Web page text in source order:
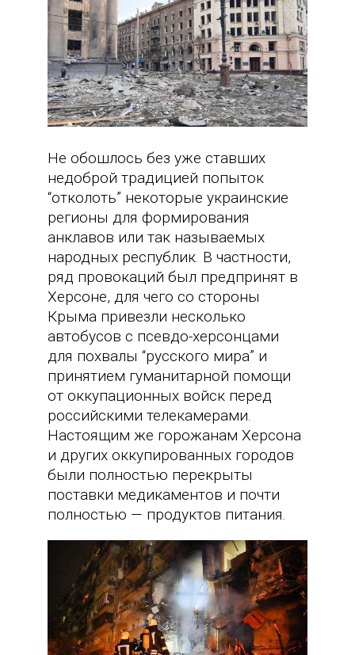
Не обошлось без уже ставших
недоброй традицией попыток
“отколоть” некоторые украинские
регионы для формирования
анклавов или так называемых
народных республик. В частности,
ряд провокаций был предпринят в
Херсоне, для чего со стороны
Крыма привезли несколько
автобусов с псевдо-херсонцами
для похвалы “русского мира” и
принятием гуманитарной помощи
от оккупационных войск перед
российскими телекамерами.
Настоящим же горожанам Херсона
и других оккупированных городов
были полностью перекрыты
поставки медикаментов и почти
полностью — продуктов питания.